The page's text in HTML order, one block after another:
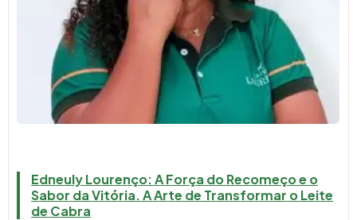
Edneuly Lourenço: A Força do Recomeço e o
Sabor da Vitória. A Arte de Transformar o Leite
de Cabra